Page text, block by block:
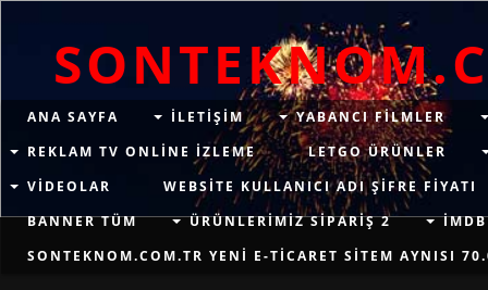
ANA SAYFA ILETIŞIM
YABANCI FILMLER
REKLAM TV ONLINE IZLEME
LETGO ÜRÜNLER
VIDEOLAR
WEBSITE KULLANICI ADI ŞIFRE FIYATI
BANNER TÜM
ÜRÜNLERIMIZ SIPARIŞ 2
SONTEKNOM.COM.TR YENI E-TICARET SITEM AYNISI